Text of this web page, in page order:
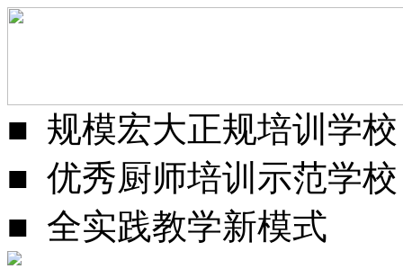
■ 规模宏大正规培训学校
■ 优秀厨师培训示范学校
■ 全实践教学新模式